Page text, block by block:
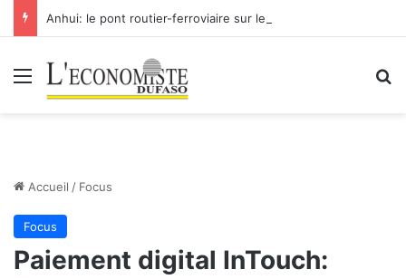
Menu
Accueil / Focus
Focus
Paiement digital InTouch: